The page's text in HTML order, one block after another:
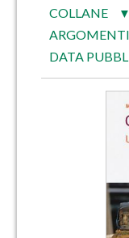
COLLANE ▼
ARGOMENTI
DATA